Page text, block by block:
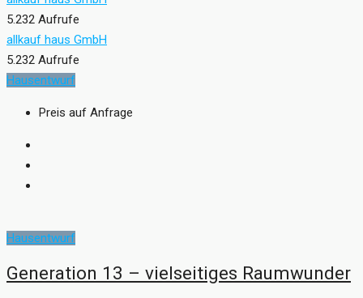
5.232 Aufrufe
allkauf haus GmbH
5.232 Aufrufe
Hausentwurf
Preis auf Anfrage
Hausentwurf
Generation 13 – vielseitiges Raumwunder